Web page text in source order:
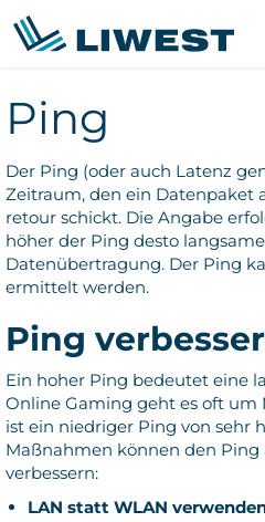
Zum
Hauptinhalt
springen
Ping
Der Ping (oder auch Latenz
Zeitraum, den ein Datenpaket
retour schickt. Die Angabe
höher der Ping desto
Datenübertragung. Der Ping
ermittelt werden.
Ping
Ein hoher Ping bedeutet eine
Online Gaming geht es oft
ist ein niedriger Ping von sehr
Maßnahmen können den Ping
verbessern:
LAN statt WLAN